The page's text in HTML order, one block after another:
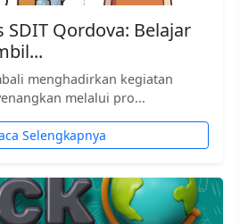
SDIT Qordova: Belajar
menghadirkan kegiatan
melalui pro...
Selengkapnya